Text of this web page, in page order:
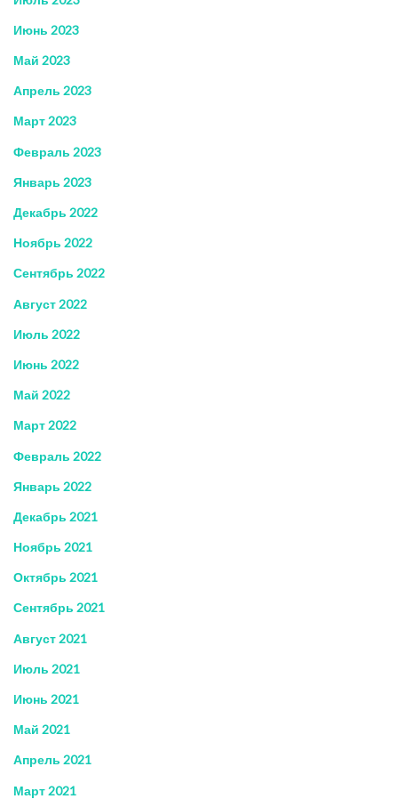
Июнь 2023
Май 2023
Апрель 2023
Март 2023
Февраль 2023
Январь 2023
Декабрь 2022
Ноябрь 2022
Сентябрь 2022
Август 2022
Июль 2022
Июнь 2022
Май 2022
Март 2022
Февраль 2022
Январь 2022
Декабрь 2021
Ноябрь 2021
Октябрь 2021
Сентябрь 2021
Август 2021
Июль 2021
Июнь 2021
Май 2021
Апрель 2021
Март 2021